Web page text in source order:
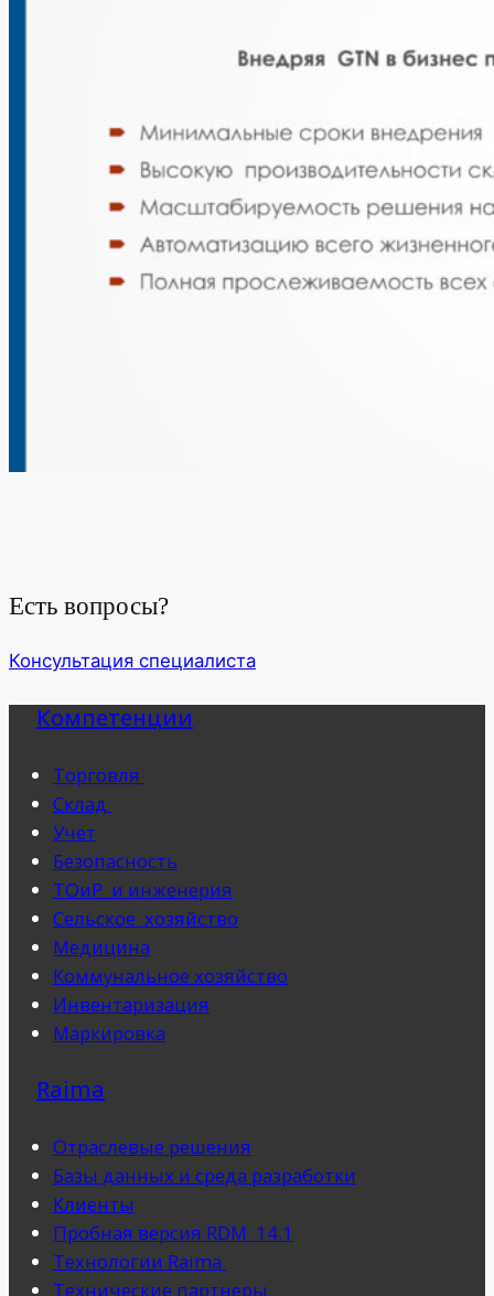
Есть вопросы?
Консультация специалиста
Компетенции
Торговля
Склад
Учет
Безопасность
ТОиР и инженерия
Cельское хозяйство
Медицина
Коммунальное хозяйство
Инвентаризация
Маркировка
Raima
Отраслевые решения
Базы данных и среда разработки
Клиенты
Пробная версия RDM 14.1
Технологии Raima
Технические партнеры